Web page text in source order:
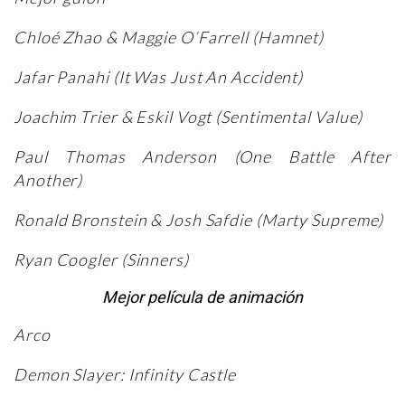
Chloé Zhao & Maggie O’Farrell (Hamnet)
Jafar Panahi (It Was Just An Accident)
Joachim Trier & Eskil Vogt (Sentimental Value)
Paul Thomas Anderson (One Battle After
Another)
Ronald Bronstein & Josh Safdie (Marty Supreme)
Ryan Coogler (Sinners)
Mejor película de animación
Arco
Demon Slayer: Infinity Castle